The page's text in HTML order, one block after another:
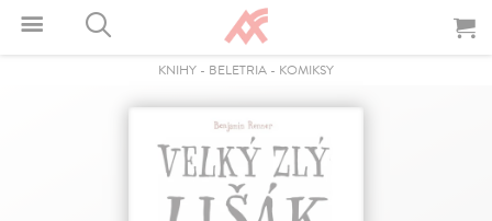
KNIHY - BELETRIA - KOMIKSY